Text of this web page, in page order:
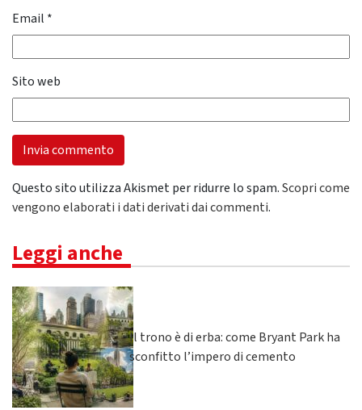
Email *
Sito web
Questo sito utilizza Akismet per ridurre lo spam.Scopri come
vengono elaborati i dati derivati dai commenti.
Leggi anche
Il trono è di erba: come Bryant Park ha
sconfitto l’impero di cemento